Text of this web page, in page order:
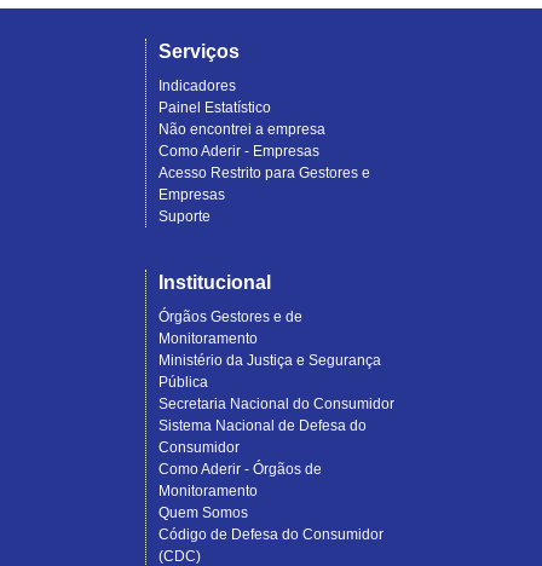
Serviços
Indicadores
Painel Estatístico
Não encontrei a empresa
Como Aderir - Empresas
Acesso Restrito para Gestores e
Empresas
Suporte
Institucional
Órgãos Gestores e de
Monitoramento
Ministério da Justiça e Segurança
Pública
Secretaria Nacional do Consumidor
Sistema Nacional de Defesa do
Consumidor
Como Aderir - Órgãos de
Monitoramento
Quem Somos
Código de Defesa do Consumidor
(CDC)